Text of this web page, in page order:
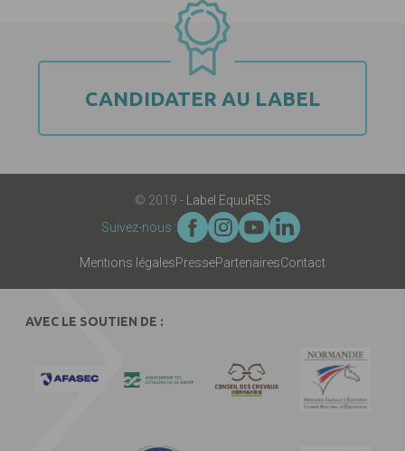
CANDIDATER AU LABEL
© 2019 -
Label EquuRES
Suivez-nous :
Mentions légalesPressePartenairesContact
AVEC LE SOUTIEN DE :